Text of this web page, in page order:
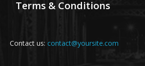
Terms & Conditions
Contact us: contact@yoursite.com